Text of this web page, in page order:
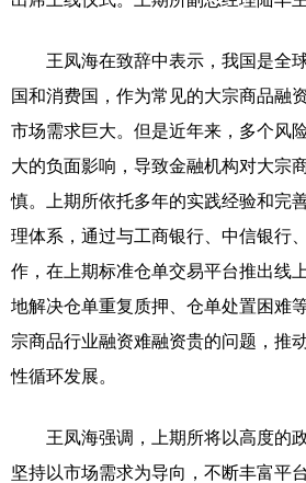
王凤海在致辞中表示，我国是全
国和消费国，作为常见的大宗商品融
市场需求巨大。但是近年来，多个风
大的负面影响，导致金融机构对大宗
慎。上期所依托多年的实践经验和完
理体系，通过与工商银行、中信银行
作，在上期标准仓单交易平台推出线
地解决仓单重复质押、仓单处置困难
宗商品行业融资难融资贵的问题，推
性循环发展。
王凤海强调，上期所将以高度的政
坚持以市场需求为导向，不断丰富平